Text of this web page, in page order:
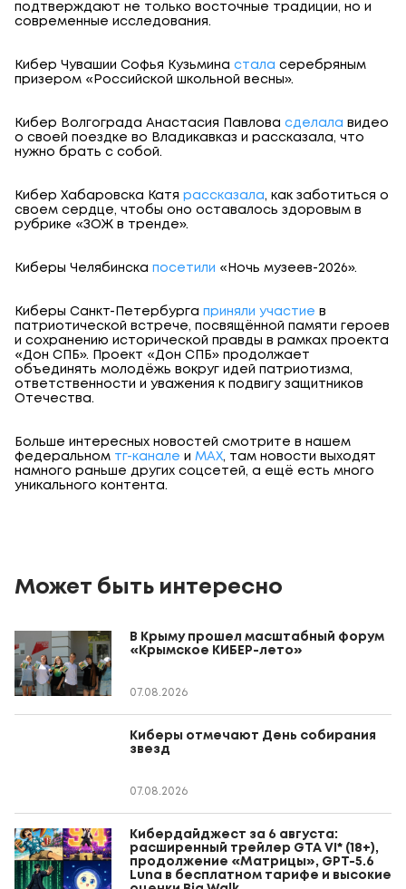
подтверждают не только восточные традиции, но и
современные исследования.
Кибер Чувашии Софья Кузьмина стала серебряным
призером «Российской школьной весны».
Кибер Волгограда Анастасия Павлова сделала видео
о своей поездке во Владикавказ и рассказала, что
нужно брать с собой.
Кибер Хабаровска Катя рассказала, как заботиться о
своем сердце, чтобы оно оставалось здоровым в
рубрике «ЗОЖ в тренде».
Киберы Челябинска посетили «Ночь музеев-2026».
Киберы Санкт-Петербурга приняли участие в
патриотической встрече, посвящённой памяти героев
и сохранению исторической правды в рамках проекта
«Дон СПБ». Проект «Дон СПБ» продолжает
объединять молодёжь вокруг идей патриотизма,
ответственности и уважения к подвигу защитников
Отечества.
Больше интересных новостей смотрите в нашем
федеральном тг-канале и МАХ, там новости выходят
намного раньше других соцсетей, а ещё есть много
уникального контента.
Может быть интересно
В Крыму прошел масштабный форум
«Крымское КИБЕР-лето»
07.08.2026
Киберы отмечают День собирания
звезд
07.08.2026
Кибердайджест за 6 августа:
расширенный трейлер GTA VI* (18+),
продолжение «Матрицы», GPT-5.6
Luna в бесплатном тарифе и высокие